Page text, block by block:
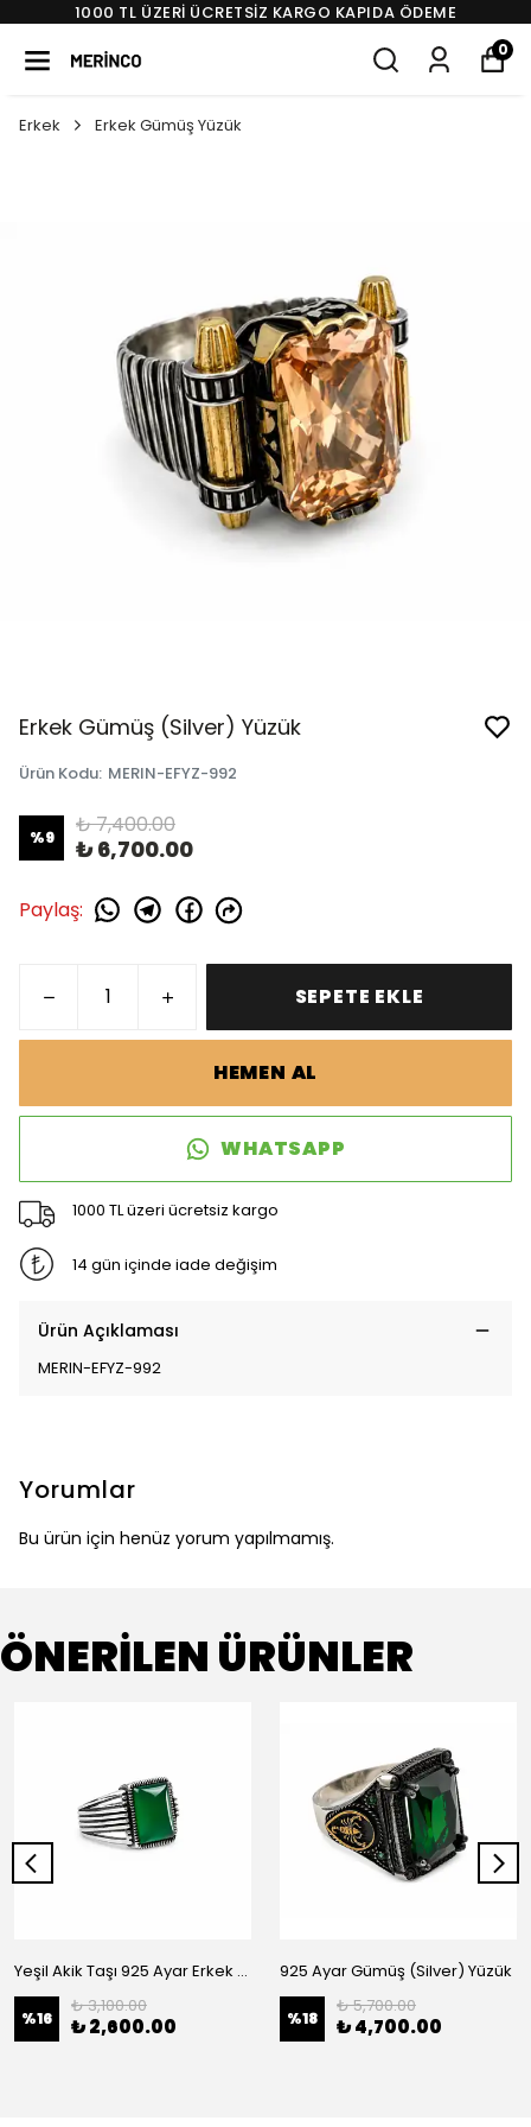
1000 TL ÜZERI ÜCRETSIZ KARGO KAPIDA ÖDEME
0
Erkek Erkek Gümüş Yüzük
Erkek Gümüş (Silver) Yüzük
Ürün Kodu: MERIN-EFYZ-992
%9 ₺ 7,400.00
₺ 6,700.00
Paylaş:
SEPETE EKLE
HEMEN AL
WHATSAPP
1000 TL üzeri ücretsiz kargo
14 gün içinde iade değişim
Ürün Açıklaması
MERIN-EFYZ-992
Yorumlar
Bu ürün için henüz yorum yapılmamış.
ÖNERİLEN ÜRÜNLER
Yeşil Akik Taşı 925 Ayar Erkek Gümüş (Silver) Yüzük
%16
₺ 3,100.00
₺ 2,600.00
925 Ayar Gümüş (Silver) Yüzük
%18
₺ 5,700.00
₺ 4,700.00